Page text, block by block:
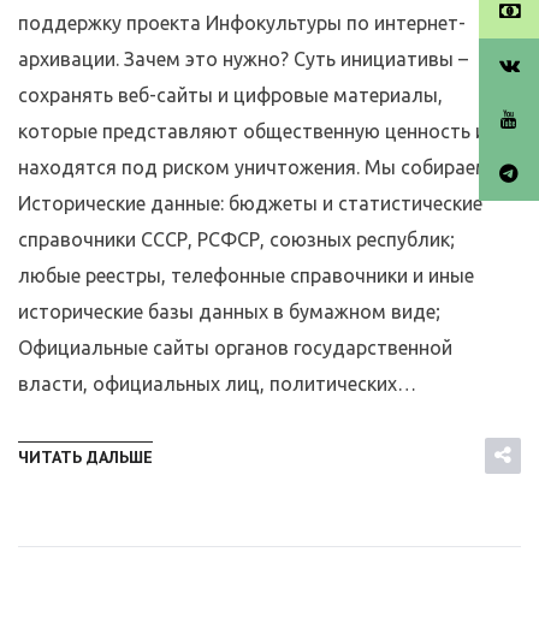
поддержку проекта Инфокультуры по интернет-
архивации. Зачем это нужно? Суть инициативы –
сохранять веб-сайты и цифровые материалы,
которые представляют общественную ценность и
находятся под риском уничтожения. Мы собираем:
Исторические данные: бюджеты и статистические
справочники СССР, РСФСР, союзных республик;
любые реестры, телефонные справочники и иные
исторические базы данных в бумажном виде;
Официальные сайты органов государственной
власти, официальных лиц, политических…
ЧИТАТЬ ДАЛЬШЕ